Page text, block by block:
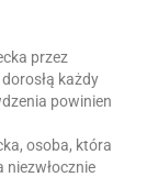
przez
każdy
powinien
osoba, która
niezwłocznie